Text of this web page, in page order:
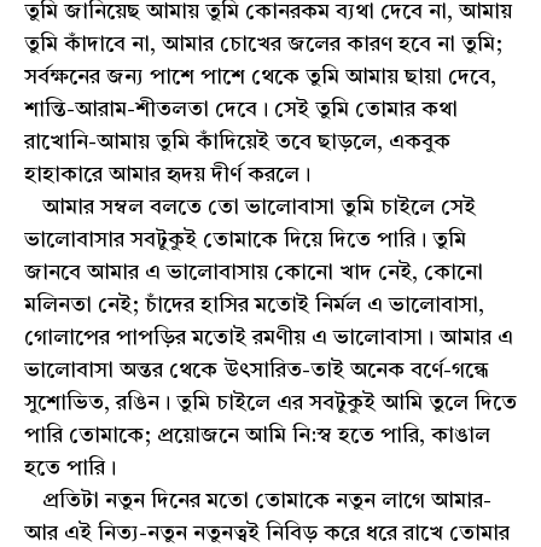
তুমি জানিয়েছ আমায় তুমি কোনরকম ব্যথা দেবে না, আমায়
তুমি কাঁদাবে না, আমার চোখের জলের কারণ হবে না তুমি;
সর্বক্ষনের জন্য পাশে পাশে থেকে তুমি আমায় ছায়া দেবে,
শান্তি-আরাম-শীতলতা দেবে। সেই তুমি তোমার কথা
রাখোনি-আমায় তুমি কাঁদিয়েই তবে ছাড়লে, একবুক
হাহাকারে আমার হৃদয় দীর্ণ করলে।
আমার সম্বল বলতে তো ভালোবাসা তুমি চাইলে সেই
ভালোবাসার সবটুকুই তোমাকে দিয়ে দিতে পারি। তুমি
জানবে আমার এ ভালোবাসায় কোনো খাদ নেই, কোনো
মলিনতা নেই; চাঁদের হাসির মতোই নির্মল এ ভালোবাসা,
গোলাপের পাপড়ির মতোই রমণীয় এ ভালোবাসা। আমার এ
ভালোবাসা অন্তর থেকে উত্‍সারিত-তাই অনেক বর্ণে-গন্ধে
সুশোভিত, রঙিন। তুমি চাইলে এর সবটুকুই আমি তুলে দিতে
পারি তোমাকে; প্রয়োজনে আমি নি:স্ব হতে পারি, কাঙাল
হতে পারি।
প্রতিটা নতুন দিনের মতো তোমাকে নতুন লাগে আমার-
আর এই নিত্য-নতুন নতুনত্বই নিবিড় করে ধরে রাখে তোমার